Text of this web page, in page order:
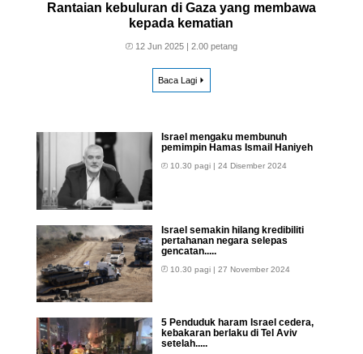
Rantaian kebuluran di Gaza yang membawa
kepada kematian
12 Jun 2025 | 2.00 petang
Baca Lagi
Israel mengaku membunuh
pemimpin Hamas Ismail Haniyeh
10.30 pagi | 24 Disember 2024
Israel semakin hilang kredibiliti
pertahanan negara selepas
gencatan.....
10.30 pagi | 27 November 2024
5 Penduduk haram Israel cedera,
kebakaran berlaku di Tel Aviv
setelah.....